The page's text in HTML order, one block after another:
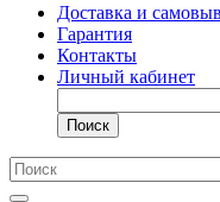
Доставка и
Гарантия
Контакты
Личный кабинет
Поиск